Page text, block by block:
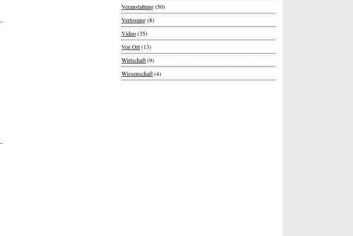
Veranstaltung(50)
Verlosung(8)
Video(35)
Vor Ort(13)
Wirtschaft(9)
Wissenschaft(4)